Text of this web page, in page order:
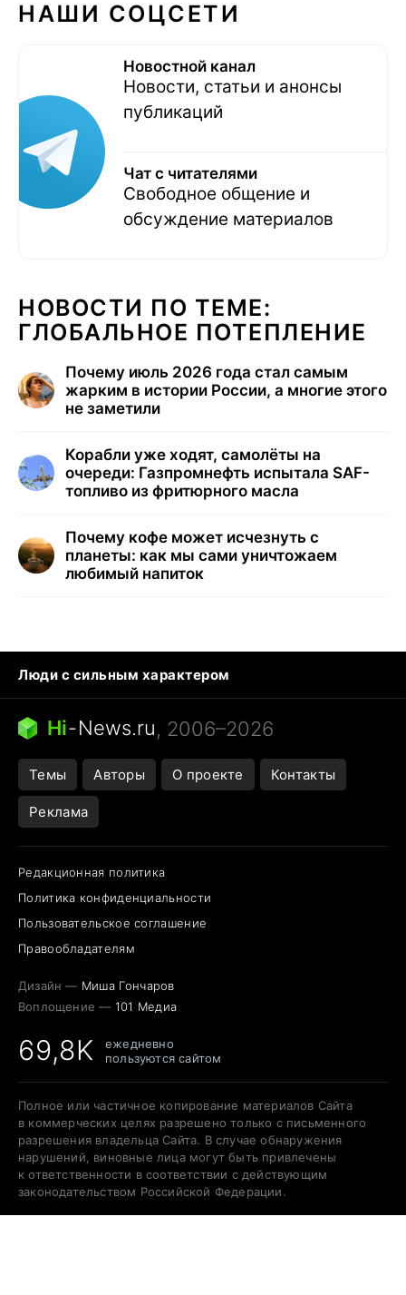
НАШИ СОЦСЕТИ
Новостной канал
Новости, статьи и анонсы
публикаций
Чат с читателями
Свободное общение и
обсуждение материалов
НОВОСТИ ПО ТЕМЕ:
ГЛОБАЛЬНОЕ ПОТЕПЛЕНИЕ
Почему июль 2026 года стал самым
жарким в истории России, а многие этого
не заметили
Корабли уже ходят, самолёты на
очереди: Газпромнефть испытала SAF-
топливо из фритюрного масла
Почему кофе может исчезнуть с
планеты: как мы сами уничтожаем
любимый напиток
Люди с сильным характером
Кошка писает на кровать
Тунцы в океанариуме
Ядовитые пауки России
Города в ядерной войне
Открытие в Google Maps
Hi-News.ru, 2006–2026
Темы Авторы О проекте Контакты
Реклама
Редакционная политика
Политика конфиденциальности
Пользовательское соглашение
Правообладателям
Дизайн — Миша Гончаров
Воплощение — 101 Медиа
69,8K
ежедневно
пользуются сайтом
Полное или частичное копирование материалов Сайта
в коммерческих целях разрешено только с письменного
разрешения владельца Сайта. В случае обнаружения
нарушений, виновные лица могут быть привлечены
к ответственности в соответствии с действующим
законодательством Российской Федерации.